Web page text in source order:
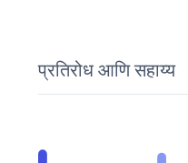
प्रतिरोध आणि सहाय्य